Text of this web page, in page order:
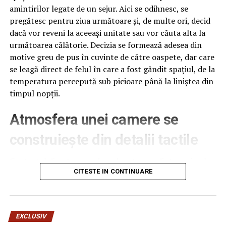
Hotel Sheraton din San Francisco
amintirilor legate de un sejur. Aici se odihnesc, se
pregătesc pentru ziua următoare și, de multe ori, decid
dacă vor reveni la aceeași unitate sau vor căuta alta la
următoarea călătorie. Decizia se formează adesea din
motive greu de pus în cuvinte de către oaspete, dar care
se leagă direct de felul în care a fost gândit spațiul, de la
temperatura percepută sub picioare până la liniștea din
timpul nopții.
Atmosfera unei camere se
construiește din detalii tactile
Contactul direct cu pardoseala este una dintre primele
senzații fizice pe care le are un oaspete atunci când
pe drum, seara târziu. Textura și moliciunea potrivite,
oferite democheta hotel
care este percepută o cameră, chiar dacă restul
CITESTE IN CONTINUARE
EXCLUSIV